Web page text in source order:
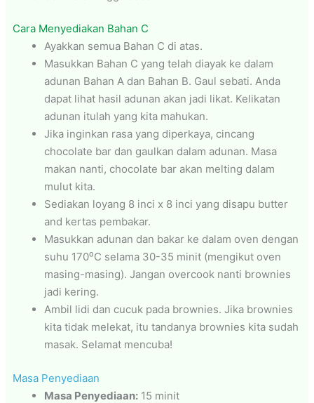
Cara Menyediakan Bahan C
Ayakkan semua Bahan C di atas.
Masukkan Bahan C yang telah diayak ke dalam
adunan Bahan A dan Bahan B. Gaul sebati. Anda
dapat lihat hasil adunan akan jadi likat. Kelikatan
adunan itulah yang kita mahukan.
Jika inginkan rasa yang diperkaya, cincang
chocolate bar dan gaulkan dalam adunan. Masa
makan nanti, chocolate bar akan melting dalam
mulut kita.
Sediakan loyang 8 inci x 8 inci yang disapu butter
and kertas pembakar.
Masukkan adunan dan bakar ke dalam oven dengan
suhu 170⁰C selama 30-35 minit (mengikut oven
masing-masing). Jangan overcook nanti brownies
jadi kering.
Ambil lidi dan cucuk pada brownies. Jika brownies
kita tidak melekat, itu tandanya brownies kita sudah
masak. Selamat mencuba!
Masa Penyediaan
Masa Penyediaan: 15 minit